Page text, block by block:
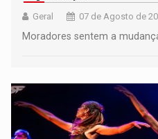
Geral 07 de Agosto de
Moradores sentem a